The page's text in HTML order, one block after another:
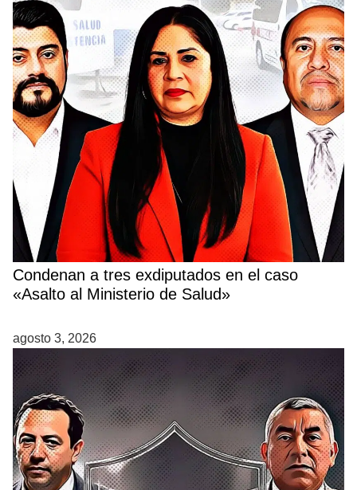
Condenan a tres exdiputados en el caso
«Asalto al Ministerio de Salud»
agosto 3, 2026